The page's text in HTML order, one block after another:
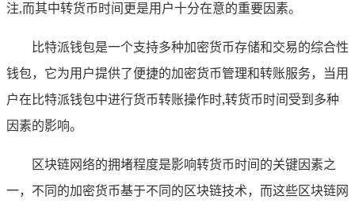
注,而其中转货币时间更是用户十分在意的重要因素。
比特派钱包是一个支持多种加密货币存储和交易的综合性
钱包，它为用户提供了便捷的加密货币管理和转账服务，当用
户在比特派钱包中进行货币转账操作时,转货币时间受到多种
因素的影响。
区块链网络的拥堵程度是影响转货币时间的关键因素之
一，不同的加密货币基于不同的区块链技术，而这些区块链网